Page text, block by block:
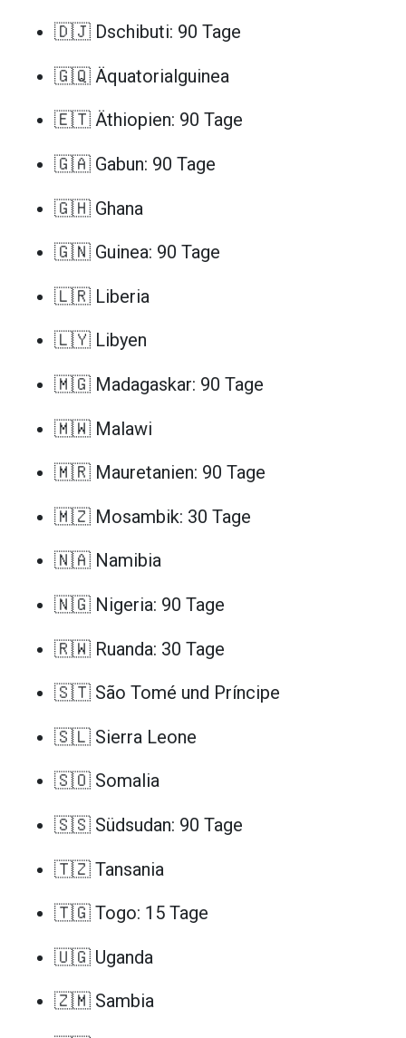
🇩🇯 Dschibuti: 90 Tage
🇬🇶 Äquatorialguinea
🇪🇹 Äthiopien: 90 Tage
🇬🇦 Gabun: 90 Tage
🇬🇭 Ghana
🇬🇳 Guinea: 90 Tage
🇱🇷 Liberia
🇱🇾 Libyen
🇲🇬 Madagaskar: 90 Tage
🇲🇼 Malawi
🇲🇷 Mauretanien: 90 Tage
🇲🇿 Mosambik: 30 Tage
🇳🇦 Namibia
🇳🇬 Nigeria: 90 Tage
🇷🇼 Ruanda: 30 Tage
🇸🇹 São Tomé und Príncipe
🇸🇱 Sierra Leone
🇸🇴 Somalia
🇸🇸 Südsudan: 90 Tage
🇹🇿 Tansania
🇹🇬 Togo: 15 Tage
🇺🇬 Uganda
🇿🇲 Sambia